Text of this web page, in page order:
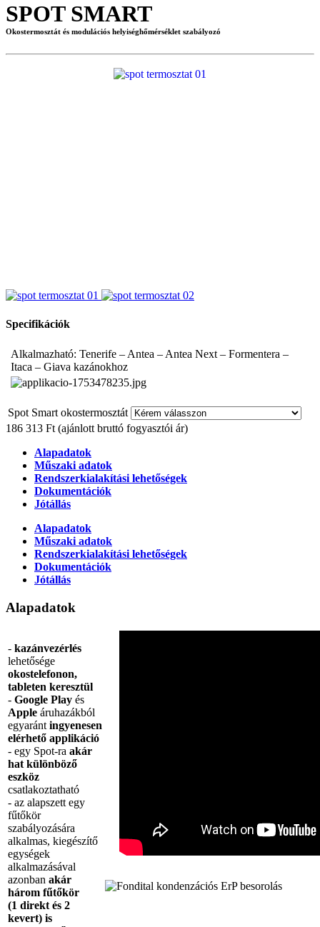
SPOT SMART
Okostermosztát és modulációs helyiséghőmérséklet szabályozó
Specifikációk
Alkalmazható: Tenerife – Antea – Antea Next – Formentera –
Itaca – Giava kazánokhoz
Spot Smart okostermosztát
186 313 Ft (ajánlott bruttó fogyasztói ár)
Alapadatok
Műszaki adatok
Rendszerkialakítási lehetőségek
Dokumentációk
Jótállás
Alapadatok
Műszaki adatok
Rendszerkialakítási lehetőségek
Dokumentációk
Jótállás
Alapadatok
- kazánvezérlés
lehetősége
okostelefonon,
tableten keresztül
- Google Play és
Apple áruhazákból
egyaránt ingyenesen
elérhető applikáció
- egy Spot-ra akár
hat különböző
eszköz
csatlakoztatható
- az alapszett egy
fűtőkör
szabályozására
alkalmas, kiegészítő
egységek
alkalmazásával
azonban akár
három fűtőkör
(1 direkt és 2
kevert) is